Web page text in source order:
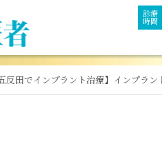
診療
時間
五反田でインプラント治療】インプラ